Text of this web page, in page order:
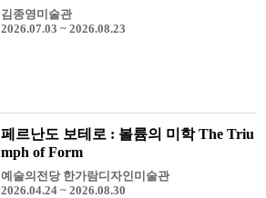
김종영미술관
2026.07.03 ~ 2026.08.23
페르난도 보테로 : 볼륨의 미학 The Triu
mph of Form
예술의전당 한가람디자인미술관
2026.04.24 ~ 2026.08.30